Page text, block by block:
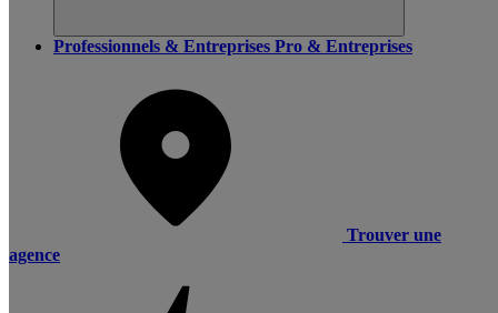
Professionnels & Entreprises Pro & Entreprises
Trouver une
agence